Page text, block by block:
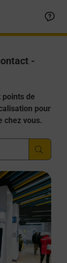
-
points de
pour
chez vous.